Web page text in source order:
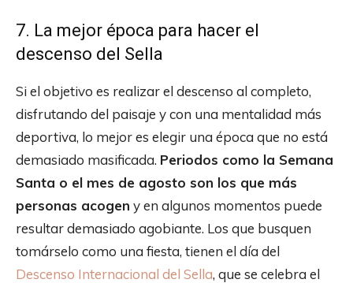
7. La mejor época para hacer el
descenso del Sella
Si el objetivo es realizar el descenso al completo,
disfrutando del paisaje y con una mentalidad más
deportiva, lo mejor es elegir una época que no está
demasiado masificada. Periodos como la Semana
Santa o el mes de agosto son los que más
personas acogen y en algunos momentos puede
resultar demasiado agobiante. Los que busquen
tomárselo como una fiesta, tienen el día del
Descenso Internacional del Sella, que se celebra el